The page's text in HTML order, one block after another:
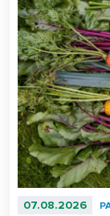
07.08.2026